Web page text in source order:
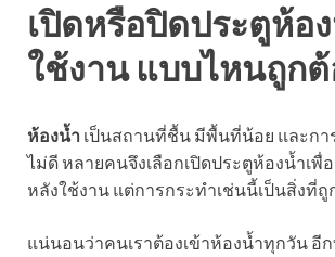
เปิดหรือปิดประตูห้อ
ใช้งาน แบบไหนถูกต้
ห้องน้ำ เป็นสถานที่ชื้น มีพื้นที่น้อย และกา
ไม่ดี หลายคนจึงเลือกเปิดประตูห้องน้ำเพื่
หลังใช้งาน แต่การกระทำเช่นนี้เป็นสิ่งที่ถู
แน่นอนว่าคนเราต้องเข้าห้องน้ำทุกวัน อี